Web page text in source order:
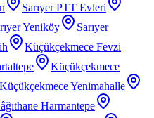
Sarıyer PTT Evleri
Yeniköy
Sarıyer
Küçükçekmece Fevzi
Küçükçekmece
Küçükçekmece Yenimahalle
Harmantepe